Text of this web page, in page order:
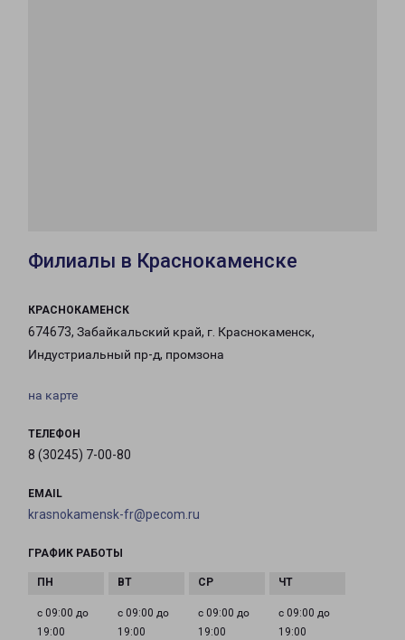
Филиалы в Краснокаменске
КРАСНОКАМЕНСК
674673, Забайкальский край, г. Краснокаменск,
Индустриальный пр-д, промзона
на карте
ТЕЛЕФОН
8 (30245) 7-00-80
EMAIL
krasnokamensk-fr@pecom.ru
ГРАФИК РАБОТЫ
с 09:00 до
19:00
с 09:00 до
19:00
с 09:00 до
19:00
с 09:00 до
19:00